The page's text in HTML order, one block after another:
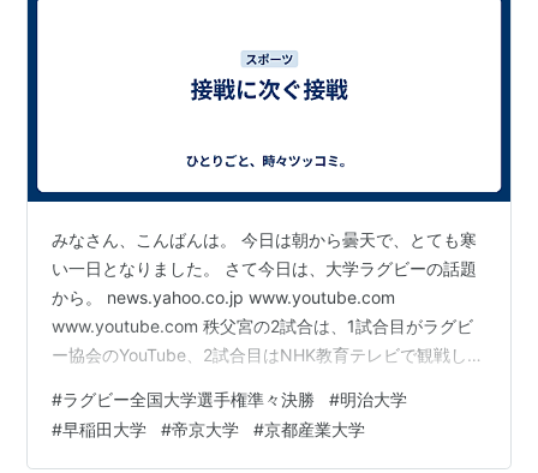
みなさん、こんばんは。 今日は朝から曇天で、とても寒
い一日となりました。 さて今日は、大学ラグビーの話題
から。 news.yahoo.co.jp www.youtube.com
www.youtube.com 秩父宮の2試合は、1試合目がラグビ
ー協会のYouTube、2試合目はNHK教育テレビで観戦しま
がピークを高めてきている感じがして、組織の練度が素
晴らしかったです。 2試合目は、後半20分までは互角の
#ラグビー全国大学選手権準々決勝 #明治大学
#早稲田大学 #帝京大学 #京都産業大学